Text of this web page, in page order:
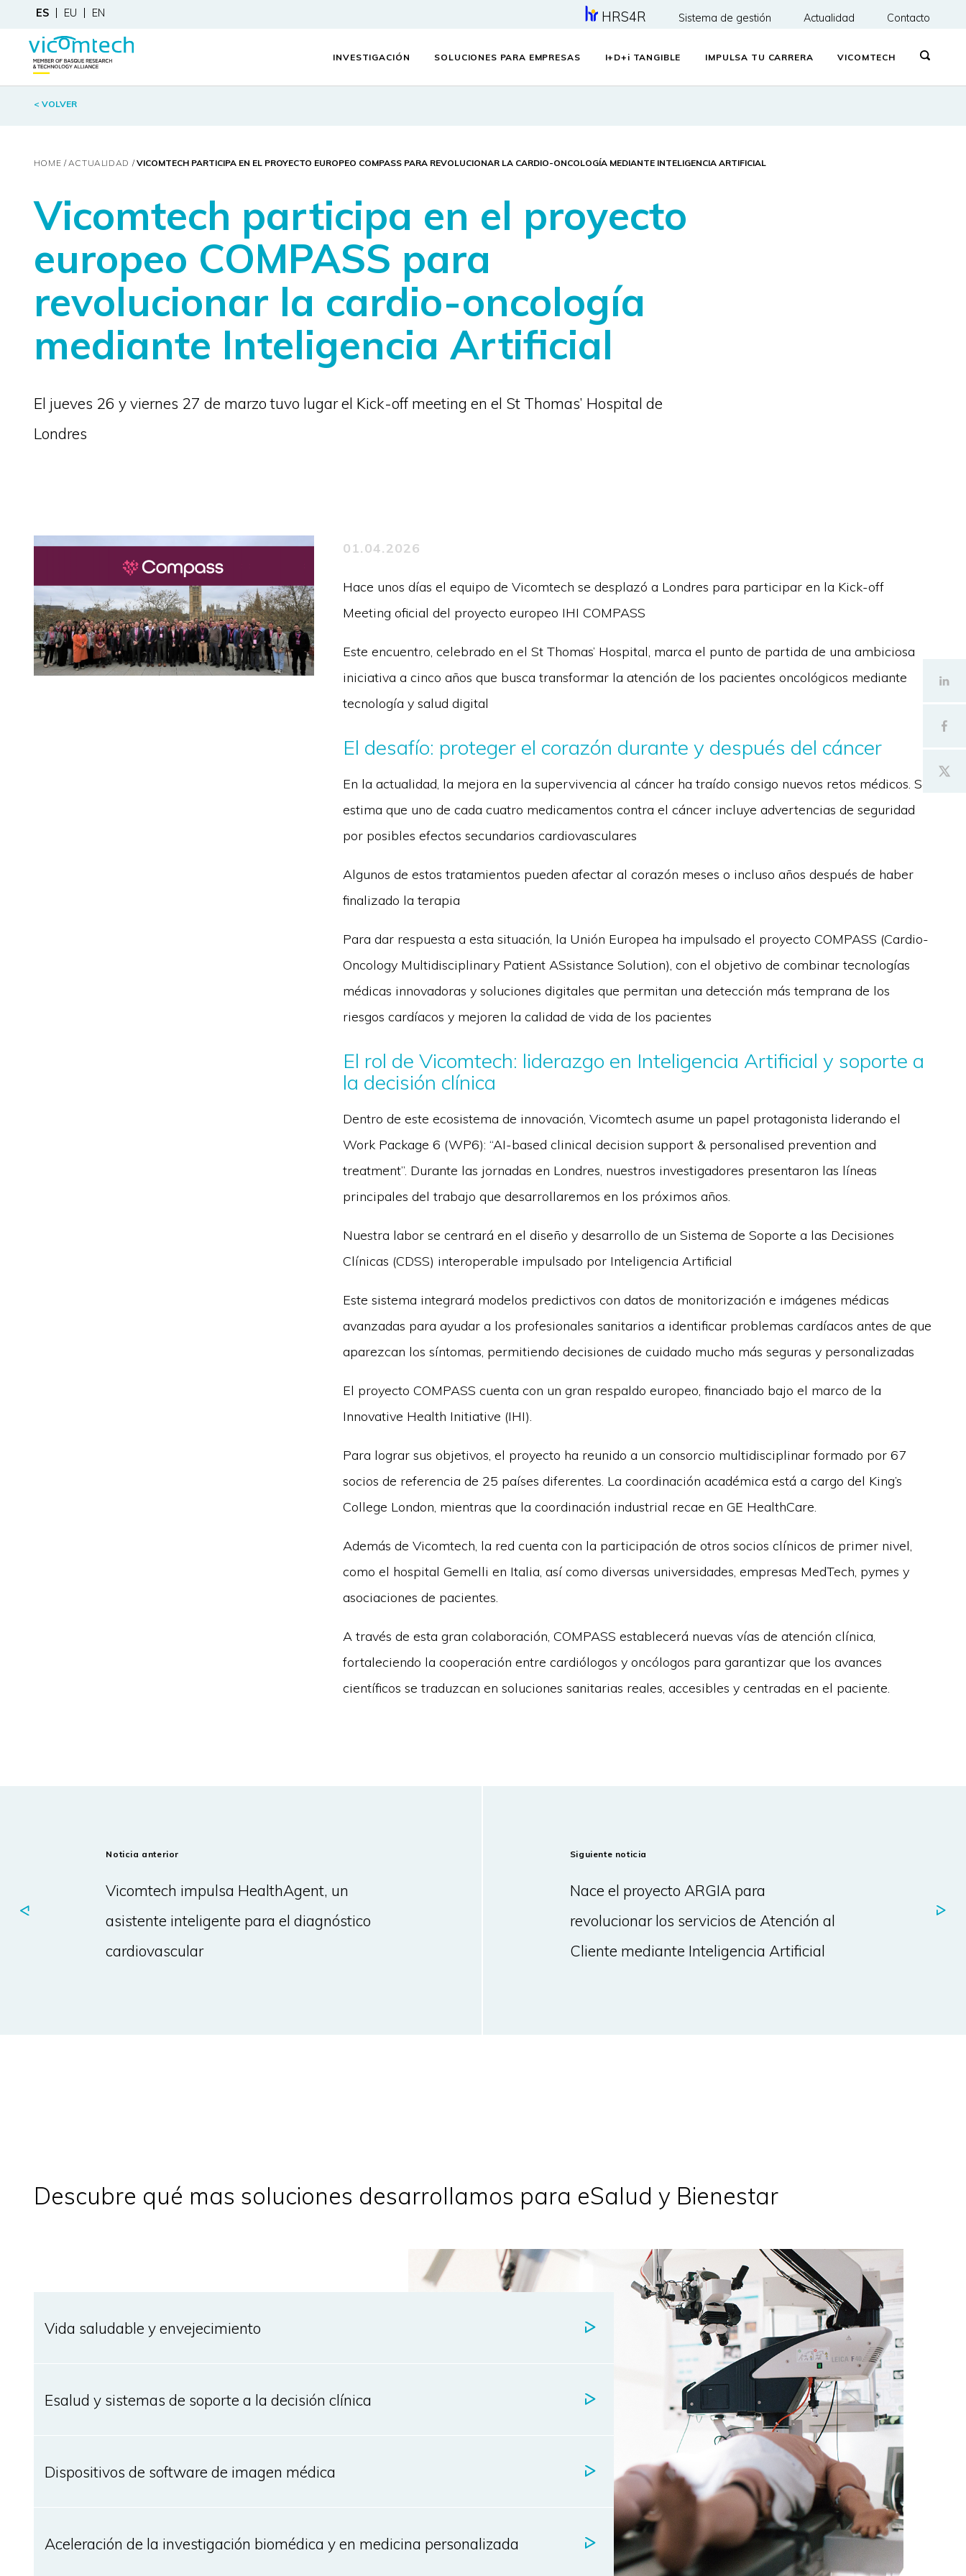
ES EU EN HRS4R Sistema de gestión Actualidad Contacto
INVESTIGACIÓN SOLUCIONES PARA EMPRESAS I+D+ i TANGIBLE IMPULSA TU CARRERA VICOMTECH
< VOLVER
HOME ACTUALIDAD VICOMTECH PARTICIPA EN EL PROYECTO EUROPEO COMPASS PARA REVOLUCIONAR LA CARDIO-ONCOLOGÍA MEDIANTE INTELIGENCIA ARTIFICIAL
Vicomtech participa en el proyecto
europeo COMPASS para
revolucionar la cardio-oncología
mediante Inteligencia Artificial
El jueves 26 y viernes 27 de marzo tuvo lugar el Kick-off meeting en el St Thomas’ Hospital de
Londres
01.04.2026
Hace unos días el equipo de Vicomtech se desplazó a Londres para participar en la Kick-off
Meeting oficial del proyecto europeo IHI COMPASS
Este encuentro, celebrado en el St Thomas’ Hospital, marca el punto de partida de una ambiciosa
iniciativa a cinco años que busca transformar la atención de los pacientes oncológicos mediante
tecnología y salud digital
El desafío: proteger el corazón durante y después del cáncer
En la actualidad, la mejora en la supervivencia al cáncer ha traído consigo nuevos retos médicos. Se
estima que uno de cada cuatro medicamentos contra el cáncer incluye advertencias de seguridad
por posibles efectos secundarios cardiovasculares
Algunos de estos tratamientos pueden afectar al corazón meses o incluso años después de haber
finalizado la terapia
Para dar respuesta a esta situación, la Unión Europea ha impulsado el proyecto COMPASS (Cardio-
Oncology Multidisciplinary Patient ASsistance Solution), con el objetivo de combinar tecnologías
médicas innovadoras y soluciones digitales que permitan una detección más temprana de los
riesgos cardíacos y mejoren la calidad de vida de los pacientes
El rol de Vicomtech: liderazgo en Inteligencia Artificial y soporte a
la decisión clínica
Dentro de este ecosistema de innovación, Vicomtech asume un papel protagonista liderando el
Work Package 6 (WP6): “AI-based clinical decision support & personalised prevention and
treatment”. Durante las jornadas en Londres, nuestros investigadores presentaron las líneas
principales del trabajo que desarrollaremos en los próximos años.
Nuestra labor se centrará en el diseño y desarrollo de un Sistema de Soporte a las Decisiones
Clínicas (CDSS) interoperable impulsado por Inteligencia Artificial
Este sistema integrará modelos predictivos con datos de monitorización e imágenes médicas
avanzadas para ayudar a los profesionales sanitarios a identificar problemas cardíacos antes de que
aparezcan los síntomas, permitiendo decisiones de cuidado mucho más seguras y personalizadas
El proyecto COMPASS cuenta con un gran respaldo europeo, financiado bajo el marco de la
Innovative Health Initiative (IHI).
Para lograr sus objetivos, el proyecto ha reunido a un consorcio multidisciplinar formado por 67
socios de referencia de 25 países diferentes. La coordinación académica está a cargo del King’s
College London, mientras que la coordinación industrial recae en GE HealthCare.
Además de Vicomtech, la red cuenta con la participación de otros socios clínicos de primer nivel,
como el hospital Gemelli en Italia, así como diversas universidades, empresas MedTech, pymes y
asociaciones de pacientes.
A través de esta gran colaboración, COMPASS establecerá nuevas vías de atención clínica,
fortaleciendo la cooperación entre cardiólogos y oncólogos para garantizar que los avances
científicos se traduzcan en soluciones sanitarias reales, accesibles y centradas en el paciente.
Noticia anterior
Vicomtech impulsa HealthAgent, un
asistente inteligente para el diagnóstico
cardiovascular
Siguiente noticia
Nace el proyecto ARGIA para
revolucionar los servicios de Atención al
Cliente mediante Inteligencia Artificial
Descubre qué mas soluciones desarrollamos para eSalud y Bienestar
Vida saludable y envejecimiento
Esalud y sistemas de soporte a la decisión clínica
Dispositivos de software de imagen médica
Aceleración de la investigación biomédica y en medicina personalizada